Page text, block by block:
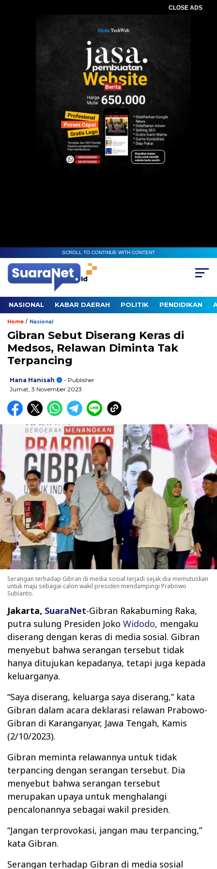
CLOSE ADS
SCROLL TO CONTINUE WITH CONTENT
NASIONAL KABAR DAERAH POLITIK PENDIDIKAN
Home / Nasional
Gibran Sebut Diserang Keras di
Medsos, Relawan Diminta Tak
Terpancing
Hana Hanisah
- Publisher
Jumat, 3 November 2023
Serangan terhadap Gibran di media sosial terjadi sejak dia memutuskan
untuk maju sebagai calon wakil presiden mendampingi Prabowo
Subianto.
Jakarta, SuaraNet-Gibran Rakabuming Raka,
putra sulung Presiden Joko Widodo, mengaku
diserang dengan keras di media sosial. Gibran
menyebut bahwa serangan tersebut tidak
hanya ditujukan kepadanya, tetapi juga kepada
keluarganya.
“Saya diserang, keluarga saya diserang,” kata
Gibran dalam acara deklarasi relawan Prabowo-
Gibran di Karanganyar, Jawa Tengah, Kamis
(2/10/2023).
Gibran meminta relawannya untuk tidak
terpancing dengan serangan tersebut. Dia
menyebut bahwa serangan tersebut
merupakan upaya untuk menghalangi
pencalonannya sebagai wakil presiden.
“Jangan terprovokasi, jangan mau terpancing,”
kata Gibran.
Serangan terhadap Gibran di media sosial